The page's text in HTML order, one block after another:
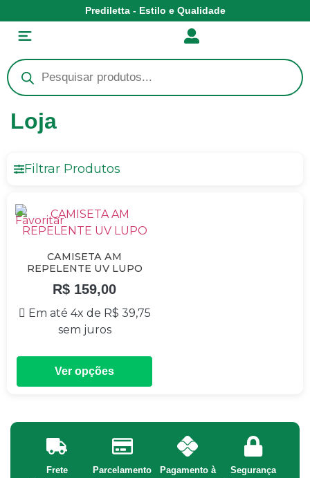
Prediletta - Estilo e Qualidade
Loja
Filtrar Produtos
CAMISETA AM
REPELENTE UV LUPO
R$ 159,00
Em até 4x de R$ 39,75
sem juros
Ver opções
Frete Parcelamento
Pagamento à
Segurança